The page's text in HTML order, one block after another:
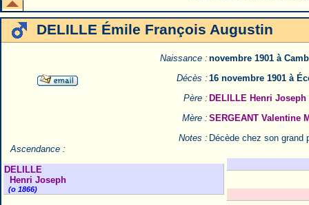
DELILLE Émile François Augustin
Naissance : novembre 1901 à
Décès : 16 novembre 1901 à
Père : DELILLE Henri Joseph
Mère : SERGEANT Valentine
Notes : Décède chez son grand
DELILLE
Henri Joseph
(o 1866)
Ascendance :